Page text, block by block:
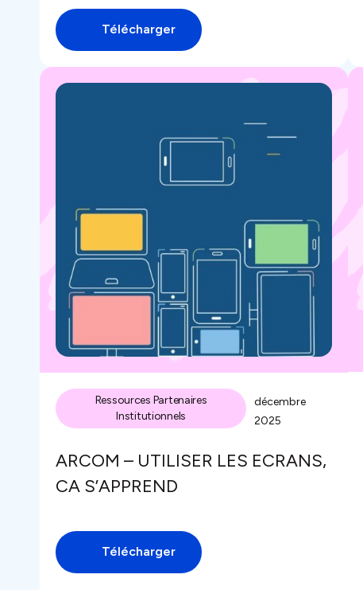
Télécharger
Ressources Partenaires
Institutionnels
décembre
2025
ARCOM – UTILISER LES ECRANS,
CA S’APPREND
Télécharger